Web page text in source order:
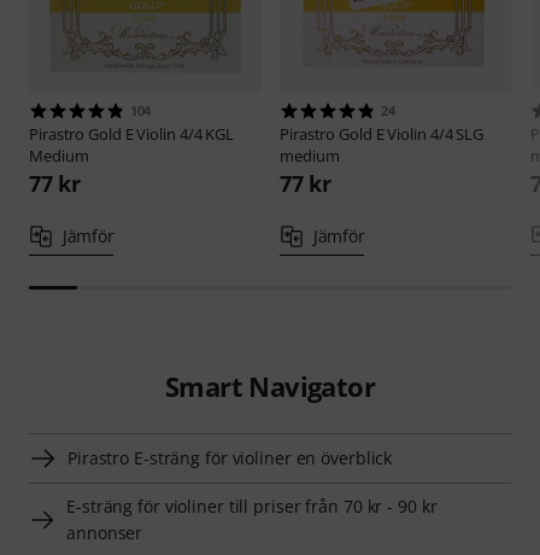
104
Pirastro Gold E Violin 4/4 KGL
Medium
77 kr
Jämför
24
Pirastro Gold E Violin 4/4 SLG
medium
77 kr
Jämför
Smart Navigator
Pirastro E-sträng för violiner en överblick
E-sträng för violiner till priser från 70 kr - 90 kr
annonser